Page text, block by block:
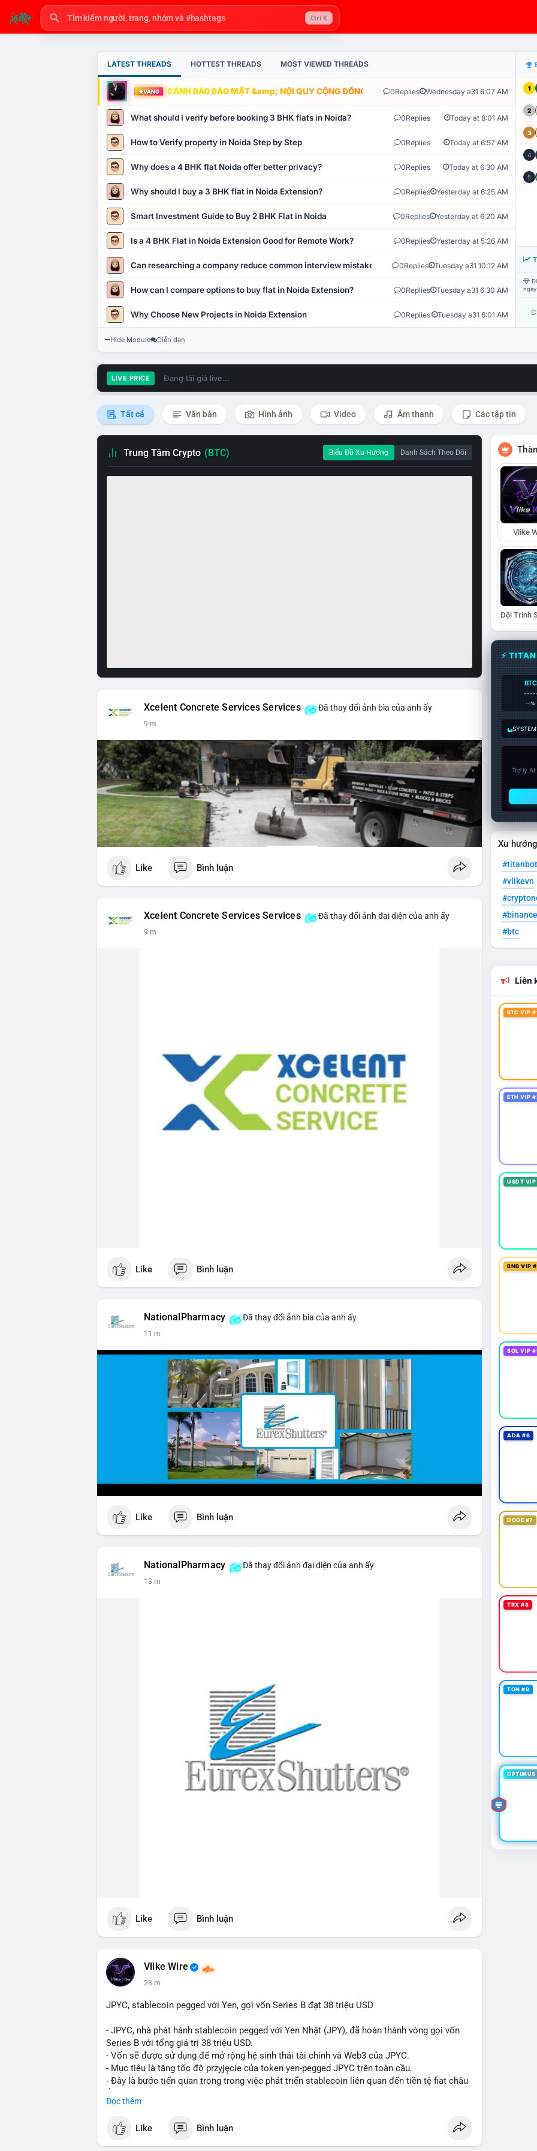
Ctrl K
LATEST THREADS HOTTEST THREADS MOST VIEWED THREADS
VÀNG CẢNH BÁO BẢO MẬT &amp; NỘI QUY CỘNG ĐỒNG VLIKE.VN: HỆ THỐNG GIÁM SÁT TỰ
0Replies Wednesday a31 6:07 AM
What should I verify before booking 3 BHK flats in Noida? 0Replies Today at 8:01 AM
How to Verify property in Noida Step by Step 0Replies Today at 6:57 AM
Why does a 4 BHK flat Noida offer better privacy? 0Replies Today at 6:30 AM
Why should I buy a 3 BHK flat in Noida Extension? 0Replies Yesterday at 6:25 AM
Smart Investment Guide to Buy 2 BHK Flat in Noida 0Replies Yesterday at 6:20 AM
Is a 4 BHK Flat in Noida Extension Good for Remote Work? 0Replies Yesterday at 5:26 AM
Can researching a company reduce common interview mistakes? 0Replies Tuesday a31 10:12 AM
How can I compare options to buy flat in Noida Extension? 0Replies Tuesday a31 6:30 AM
Why Choose New Projects in Noida Extension 0Replies Tuesday a31 6:01 AM
1
2
3
4
5
Hide Module Diễn đàn
LIVE PRICE Đang tải giá live...
Tất cả Văn bản Hình ảnh Video Âm thanh Các tập tin
Trung Tâm Crypto (BTC) Biểu Đồ Xu Hướng Danh Sách Theo Dõi
Xcelent Concrete Services Services Đã thay đổi ảnh bìa của anh ấy
9 m
Like Bình luận
Xcelent Concrete Services Services Đã thay đổi ảnh đại diện của anh ấy
9 m
Like Bình luận
NationalPharmacy Đã thay đổi ảnh bìa của anh ấy
11 m
Like Bình luận
NationalPharmacy Đã thay đổi ảnh đại diện của anh ấy
13 m
Like Bình luận
Vlike Wire
28 m
JPYC, stablecoin pegged với Yen, gọi vốn Series B đạt 38 triệu USD
- JPYC, nhà phát hành stablecoin pegged với Yen Nhật (JPY), đã hoàn thành vòng gọi vốn
Series B với tổng giá trị 38 triệu USD.
- Vốn sẽ được sử dụng để mở rộng hệ sinh thái tài chính và Web3 của JPYC.
- Mục tiêu là tăng tốc độ przyjęcie của token yen-pegged JPYC trên toàn cầu.
- Đây là bước tiến quan trọng trong việc phát triển stablecoin liên quan đến tiền tệ fiat châu
#binancesquare
$jpyc
Đọc thêm
Like Bình luận
Vlike
⚡
BTC
--%
Trợ lý
Xu
#titanbot
#vlikevn
#btc
Liên
BTC VIP
ETH VIP
USDT
BNB VIP
SOL VIP
ADA #6
DOGE #7
TRX #8
TON #9
OPTIMUS